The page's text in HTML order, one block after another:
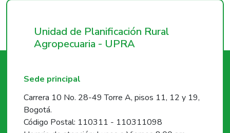
Unidad de Planificación Rural
Agropecuaria - UPRA
Sede principal
Carrera 10 No. 28-49 Torre A, pisos 11, 12 y 19,
Bogotá.
Código Postal: 110311 - 110311098